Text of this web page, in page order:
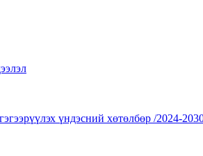
үндэсний хөтөлбөр /2024-